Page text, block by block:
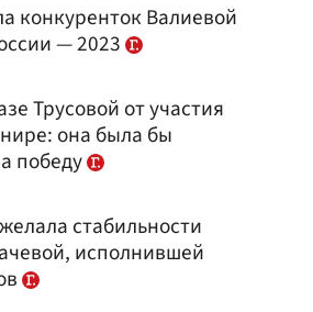
конкуренток Валиевой
— 2023
Трусовой от участия
она была бы
победу
стабильности
исполнившей